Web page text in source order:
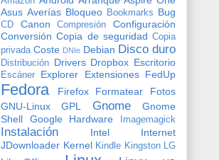
Asus Averías Bloqueo Bookmarks Bug
CD Canon Compresión
Configuración
Conversión Copia de seguridad Copia
privada Coste DNIe Debian Disco duro
Distribución Drivers Dropbox Escritorio
Escáner Explorer Extensiones FedUp
Fedora Firefox Formatear
Fotos
GNU-Linux
GPL Gnome
Gnome
Shell
Google Hardware Imagemagick
Instalación Intel
Internet
JDownloader Kernel Kindle Kingston LG